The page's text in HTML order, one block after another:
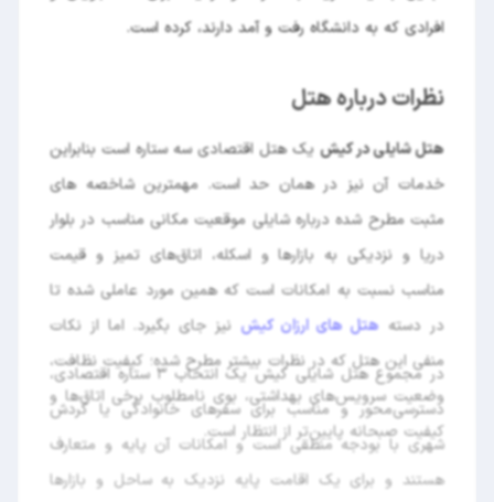
افرادی که به دانشگاه رفت و آمد دارند، کرده است.
نظرات درباره هتل
هتل شایلی در کیش یک هتل اقتصادی سه ستاره است بنابراین
خدمات آن نیز در همان حد است. مهمترین شاخصه های
مثبت مطرح شده درباره شایلی موقعیت مکانی مناسب در بلوار
دریا و نزدیکی به بازارها و اسکله، اتاق‌های تمیز و قیمت
مناسب نسبت به امکانات است که همین مورد عاملی شده تا
در دسته هتل های ارزان کیش نیز جای بگیرد. اما از نکات
منفی این هتل که در نظرات بیشتر مطرح شده؛ کیفیت نظافت،
وضعیت سرویس‌های بهداشتی، بوی نا‌مطلوب برخی اتاق‌ها و
کیفیت صبحانه پایین‌تر از انتظار است.
در مجموع هتل شایلی کیش یک انتخاب ۳ ستاره اقتصادی،
دسترسی‌محور و مناسب برای سفرهای خانوادگی یا گردش
شهری با بودجه منطقی است و امکانات آن پایه و متعارف
هستند و برای یک اقامت پایه نزدیک به ساحل و بازارها